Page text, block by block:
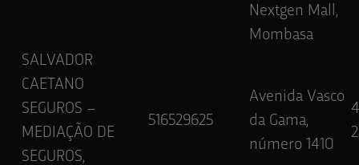
Nextgen Mall,
Mombasa
SALVADOR
CAETANO
SEGUROS –
MEDIAÇÃO DE
SEGUROS,
516529625
Avenida Vasco
da Gama,
número 1410